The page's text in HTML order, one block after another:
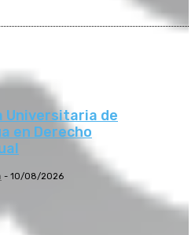
Universitaria de
en Derecho
- 10/08/2026